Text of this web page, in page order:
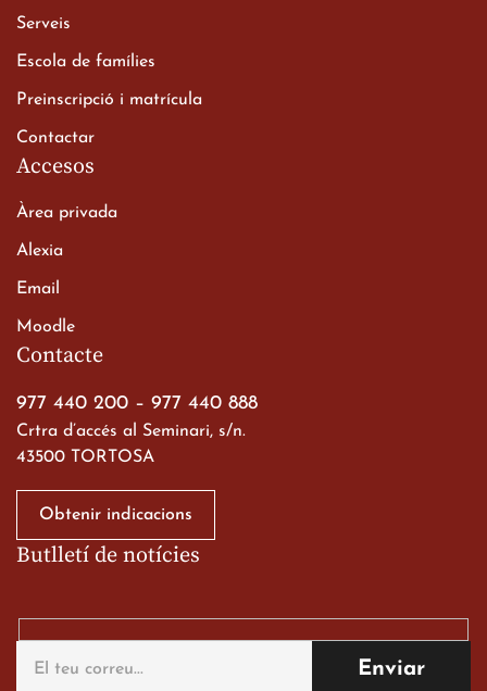
Xerrada del Sr. Bisbe als
Batxillerat
a les ciutats imperials
alumnes al Tortosa
English Festival
13 de març de 2026
Contacte
977 440 200 – 977 440 888
Crtra d’accés al Seminari, s/n.
43500 TORTOSA
Obtenir indicacions
Serveis
Escola de famílies
Preinscripció i matrícula
Contactar
Accesos
Àrea privada
Alexia
Email
Moodle
Butlletí de notícies